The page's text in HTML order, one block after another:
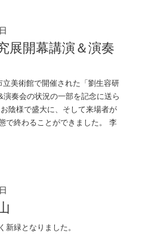
展開幕講演＆演奏
立美術館で開催された「劉生容研
演奏会の状況の一部を記念に送ら
陰様で盛大に、そして来場者が
で終わることができました。 李
新緑となりました。